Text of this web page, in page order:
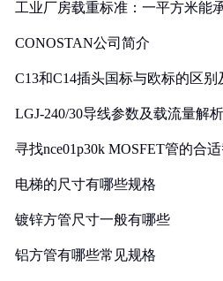
工业厂房载重标准：一平方米能
CONOSTAN公司简介
C13和C14插头国标与欧标的区
LGJ-240/30导线参数及载流量解析
寻找nce01p30k MOSFET管的合
电梯的尺寸有哪些规格
镀锌方管尺寸一般有哪些
铝方管有哪些常见规格